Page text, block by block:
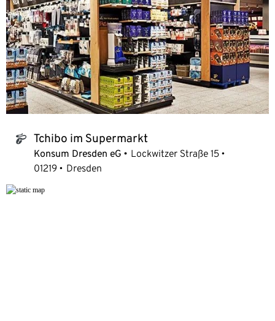
tchibo_logo Tchibo im Supermarkt
Konsum Dresden eG
Lockwitzer Straße 15
01219
Dresden